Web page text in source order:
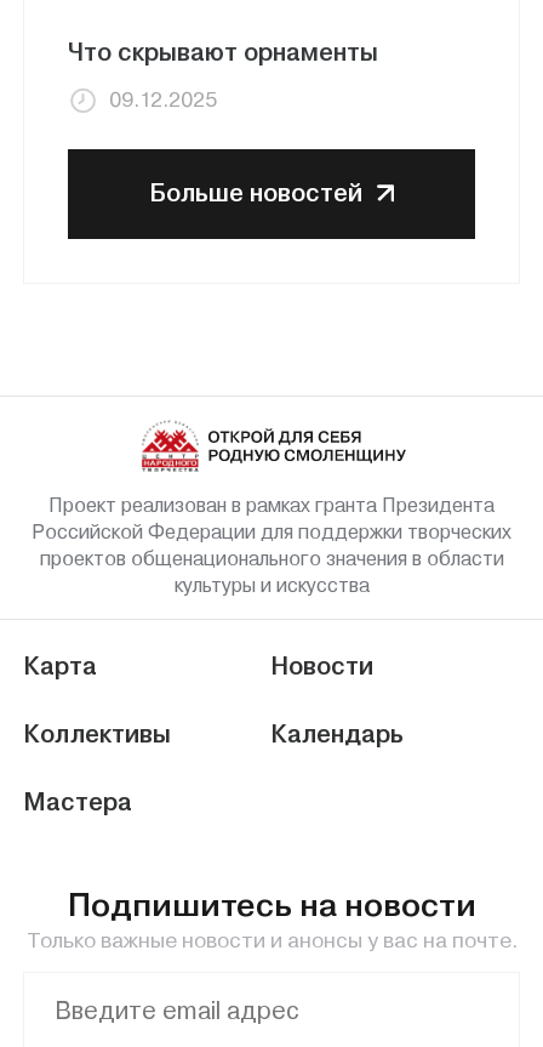
Что скрывают орнаменты
09.12.2025
Больше новостей
Проект реализован в рамках гранта Президента
Российской Федерации для поддержки творческих
проектов общенационального значения в области
культуры и искусства
Карта
Коллективы
Мастера
Новости
Календарь
Подпишитесь на новости
Только важные новости и анонсы у вас на почте.